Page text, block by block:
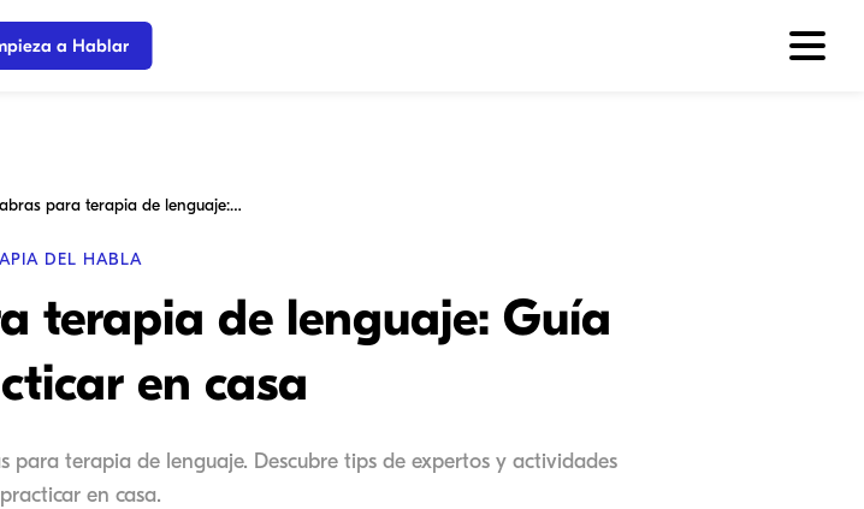
a Hablar
Listas de palabras para terapia de lenguaje: Guía para practicar en casa
DEL HABLA
terapia de lenguaje: Guía
en casa
terapia de lenguaje. Descubre tips de expertos y actividades
en casa.